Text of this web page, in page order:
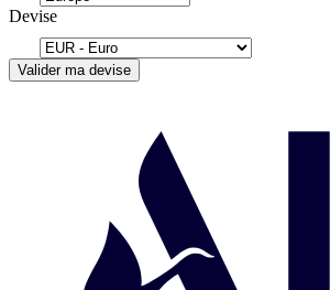
Devise
Valider ma devise